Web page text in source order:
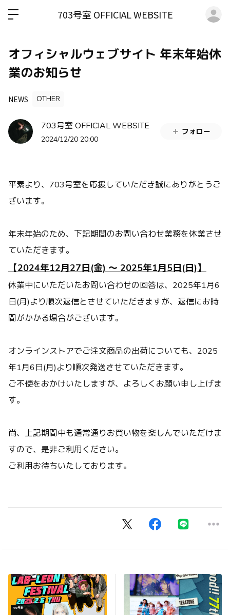
703号室 OFFICIAL WEBSITE
オフィシャルウェブサイト 年末年始休
業のお知らせ
NEWS OTHER
703号室 OFFICIAL WEBSITE
2024/12/20 20:00
フォロー
平素より、703号室を応援していただき誠にありがとうご
ざいます。
年末年始のため、下記期間のお問い合わせ業務を休業させ
ていただきます。
【2024年12月27日(金) ～ 2025年1月5日(日)】
休業中にいただいたお問い合わせの回答は、2025年1月6
日(月)より順次返信とさせていただきますが、返信にお時
間がかかる場合がございます。
オンラインストアでご注文商品の出荷についても、2025
年1月6日(月)より順次発送させていただきます。
ご不便をおかけいたしますが、よろしくお願い申し上げま
す。
尚、上記期間中も通常通りお買い物を楽しんでいただけま
すので、是非ご利用ください。
ご利用お待ちいたしております。